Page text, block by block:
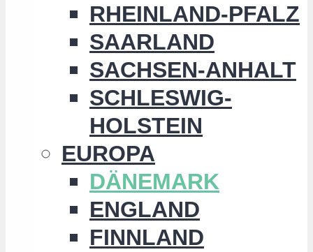
RHEINLAND-PFALZ
SAARLAND
SACHSEN-ANHALT
SCHLESWIG-
HOLSTEIN
EUROPA
DÄNEMARK
ENGLAND
FINNLAND